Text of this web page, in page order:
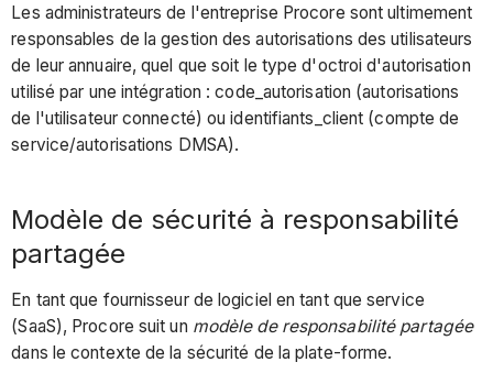
Les administrateurs de l'entreprise Procore sont ultimement
responsables de la gestion des autorisations des utilisateurs
de leur annuaire, quel que soit le type d'octroi d'autorisation
utilisé par une intégration : code_autorisation (autorisations
de l'utilisateur connecté) ou identifiants_client (compte de
service/autorisations DMSA).
Modèle de sécurité à responsabilité
partagée
En tant que fournisseur de logiciel en tant que service
(SaaS), Procore suit un modèle de responsabilité partagée
dans le contexte de la sécurité de la plate-forme.